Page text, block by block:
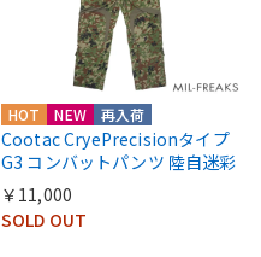
HOT NEW 再入荷
Cootac CryePrecisionタイプ
G3 コンバットパンツ 陸自迷彩
￥11,000
SOLD OUT